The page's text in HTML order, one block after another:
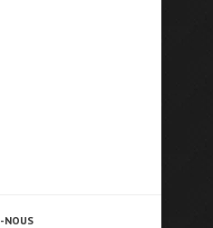
NOUS